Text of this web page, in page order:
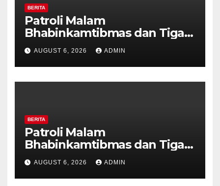
BERITA
Patroli Malam
Bhabinkamtibmas dan Tiga
Pilar Kelurahan Ungaran
Perkuat Kamtibmas, Warga
Diajak Aktifkan Ronda
AUGUST 6, 2026 ADMIN
BERITA
Patroli Malam
Bhabinkamtibmas dan Tiga
Pilar Kelurahan Ungaran
Perkuat Kamtibmas, Warga
Diajak Aktifkan Ronda
AUGUST 6, 2026 ADMIN